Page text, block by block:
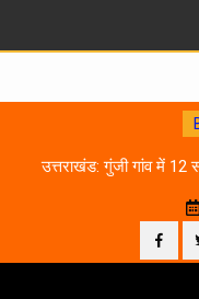
उत्तराखंड: गुंजी गांव में 12